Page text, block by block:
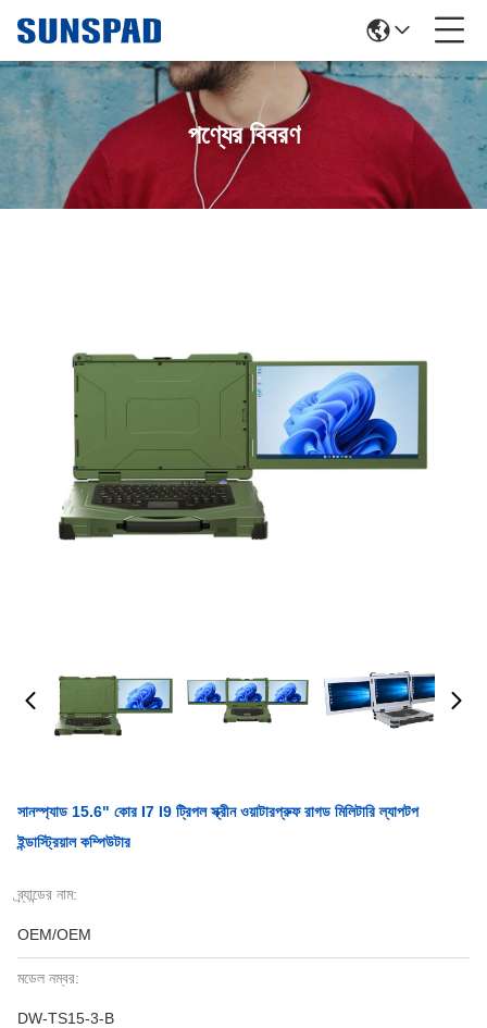
পণ্যের বিবরণ
সানস্প্যাড 15.6" কোর I7 I9 ট্রিপল স্ক্রীন ওয়াটারপ্রুফ রাগড মিলিটারি ল্যাপটপ
ইন্ডাস্ট্রিয়াল কম্পিউটার
ব্র্যান্ডের নাম:
OEM/OEM
মডেল নম্বর:
DW-TS15-3-B